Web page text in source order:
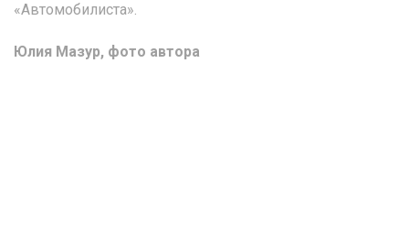
«Автомобилиста».
Юлия Мазур, фото автора